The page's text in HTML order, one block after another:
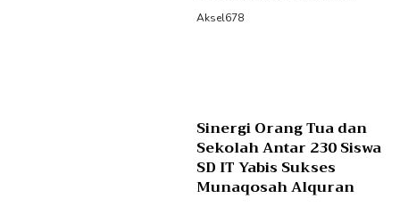
Aksel678
Sinergi Orang Tua dan
Sekolah Antar 230 Siswa
SD IT Yabis Sukses
Munaqosah Alquran